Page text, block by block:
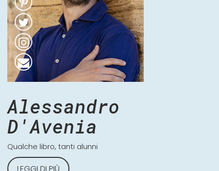
Alessandro
D'Avenia
Qualche libro, tanti alunni
LEGGI DI PIÙ